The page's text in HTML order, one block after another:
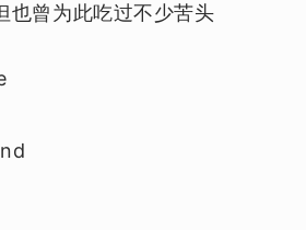
也曾为此吃过不少苦头